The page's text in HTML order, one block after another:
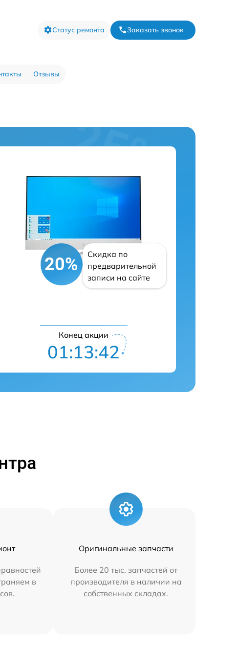
Статус ремонта Заказать звонок
Отзывы
20%
Скидка по
предварительной
записи на сайте
Конец акции
01:13:41
в
Оригинальные запчасти
Более 20 тыс. запчастей от
производителя в наличии на
собственных складах.